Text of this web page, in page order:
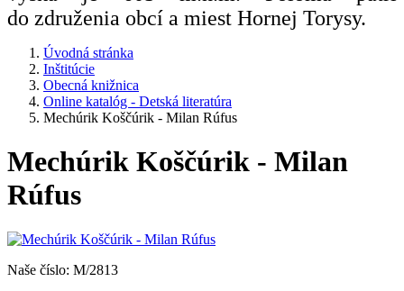
do združenia obcí a miest Hornej Torysy.
Úvodná stránka
Inštitúcie
Obecná knižnica
Online katalóg - Detská literatúra
Mechúrik Koščúrik - Milan Rúfus
Mechúrik Koščúrik - Milan
Rúfus
Naše číslo: M/2813